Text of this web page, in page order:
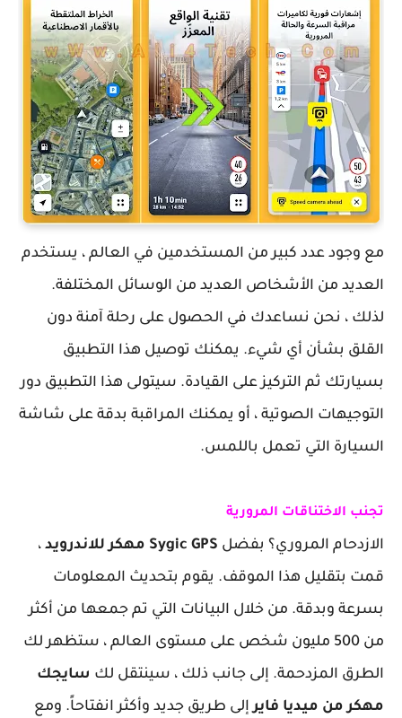
مع وجود عدد كبير من المستخدمين في العالم ، يستخدم
العديد من الأشخاص العديد من الوسائل المختلفة.
لذلك ، نحن نساعدك في الحصول على رحلة آمنة دون
القلق بشأن أي شيء. يمكنك توصيل هذا التطبيق
بسيارتك ثم التركيز على القيادة. سيتولى هذا التطبيق دور
التوجيهات الصوتية ، أو يمكنك المراقبة بدقة على شاشة
السيارة التي تعمل باللمس.
تجنب الاختناقات المرورية
الازدحام المروري؟ بفضل Sygic GPS مهكر للاندرويد
،
قمت بتقليل هذا الموقف. يقوم بتحديث المعلومات
بسرعة وبدقة. من خلال البيانات التي تم جمعها من أكثر
من 500 مليون شخص على مستوى العالم ، ستظهر لك
الطرق المزدحمة. إلى جانب ذلك ، سينتقل لك سايجك
مهكر من ميديا فايرإلى طريق جديد وأكثر انفتاحاً. ومع